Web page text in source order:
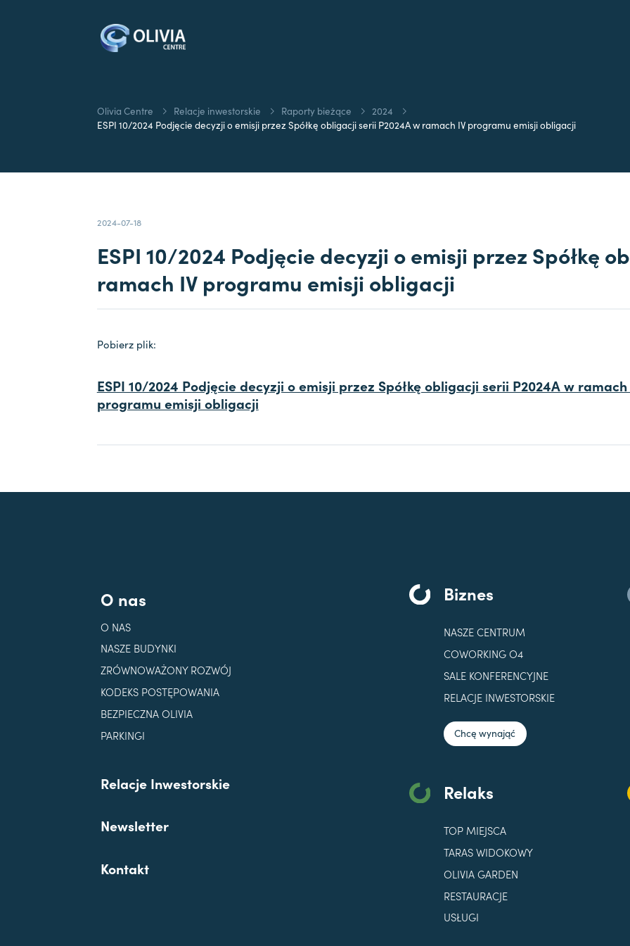
Olivia Centre Relacje inwestorskie Raporty bieżące
2024
ESPI 10/2024 Podjęcie decyzji o emisji przez Spółkę obligacji serii P2024A w ramach IV programu emisji obligacji
2024-07-18
ESPI 10/2024 Podjęcie decyzji o emisji przez Spółkę
ramach IV programu emisji obligacji
Pobierz plik:
ESPI 10/2024 Podjęcie decyzji o emisji przez Spółkę obligacji serii P2024A w ramach
programu emisji obligacji
O nas
O NAS
NASZE BUDYNKI
ZRÓWNOWAŻONY ROZWÓJ
KODEKS POSTĘPOWANIA
BEZPIECZNA OLIVIA
PARKINGI
Relacje Inwestorskie
Newsletter
Kontakt
Biznes
NASZE CENTRUM
COWORKING O4
SALE KONFERENCYJNE
RELACJE INWESTORSKIE
Chcę wynająć
Relaks
TOP MIEJSCA
TARAS WIDOKOWY
OLIVIA GARDEN
RESTAURACJE
USŁUGI